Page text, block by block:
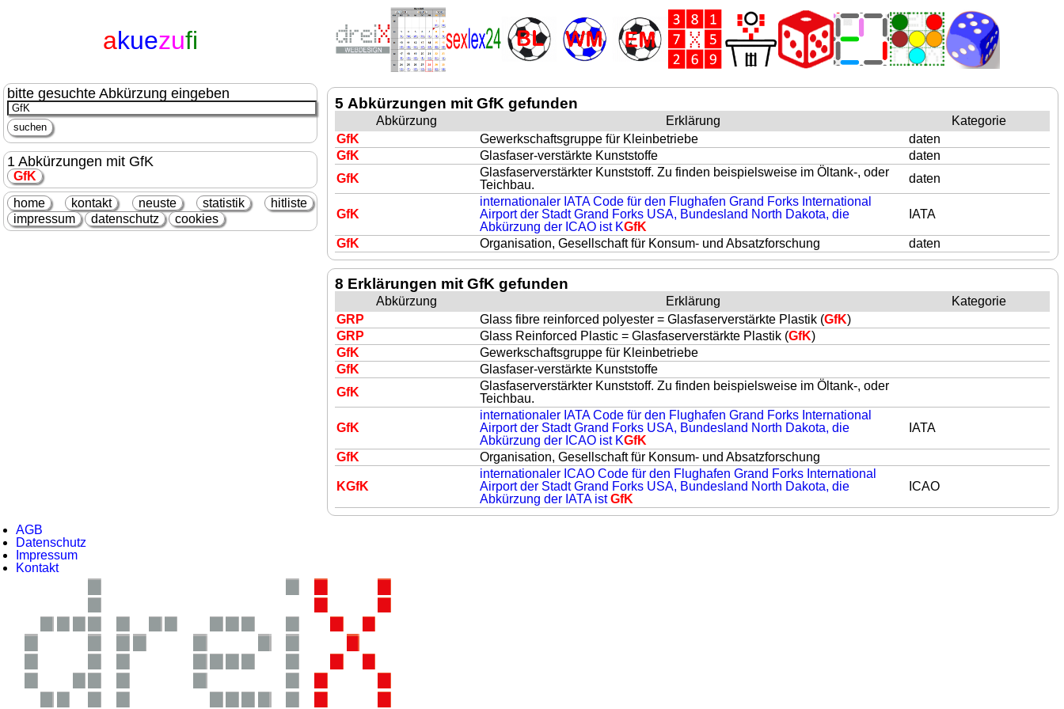
akuezufi
bitte gesuchte Abkürzung eingeben
1 Abkürzungen mit GfK
GfK
home kontakt neuste statistik
hitliste
impressum
datenschutz cookies
5 Abkürzungen mit GfK gefunden
Abkürzung Erklärung
Kategorie
GfK
Gewerkschaftsgruppe für Kleinbetriebe
daten
GfK
Glasfaser-verstärkte Kunststoffe
daten
GfK
Glasfaserverstärkter Kunststoff. Zu finden beispielsweise im Öltank-, oder
Teichbau.
daten
GfK
internationaler IATA Code für den Flughafen Grand Forks International
Airport der Stadt Grand Forks USA, Bundesland North Dakota, die
Abkürzung der ICAO ist KGfK
IATA
GfK Organisation, Gesellschaft für Konsum- und Absatzforschung daten
8 Erklärungen mit GfK gefunden
Abkürzung Erklärung
Kategorie
GRP
Glass fibre reinforced polyester = Glasfaserverstärkte Plastik (GfK)
GRP
Glass Reinforced Plastic = Glasfaserverstärkte Plastik (GfK)
GfK
Gewerkschaftsgruppe für Kleinbetriebe
GfK
Glasfaser-verstärkte Kunststoffe
GfK
Glasfaserverstärkter Kunststoff. Zu finden beispielsweise im Öltank-, oder
Teichbau.
GfK
internationaler IATA Code für den Flughafen Grand Forks International
Airport der Stadt Grand Forks USA, Bundesland North Dakota, die
Abkürzung der ICAO ist KGfK
IATA
GfK Organisation, Gesellschaft für Konsum- und Absatzforschung
KGfK
internationaler ICAO Code für den Flughafen Grand Forks International
Airport der Stadt Grand Forks USA, Bundesland North Dakota, die
Abkürzung der IATA istGfK
ICAO
AGB
Datenschutz
Impressum
Kontakt